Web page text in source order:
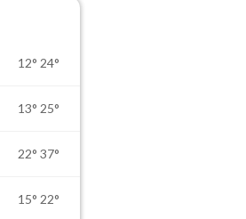
12° 24°
13° 25°
22° 37°
15° 22°